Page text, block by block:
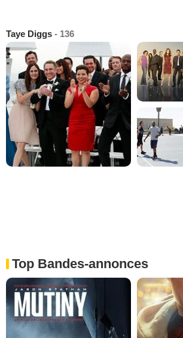
Taye Diggs - 136
Top Bandes-annonces